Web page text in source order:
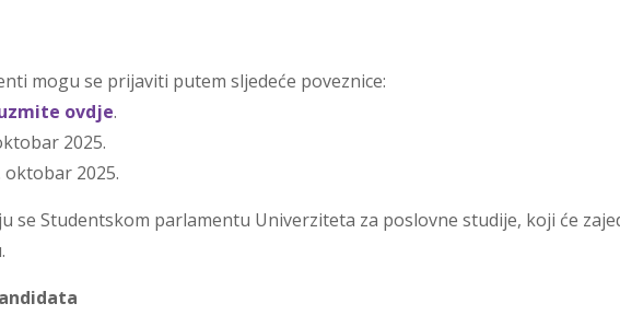
mogu se prijaviti putem sljedeće poveznice:
ovdje.
2025.
oktobar 2025.
se Studentskom parlamentu Univerziteta za poslovne studije, koji će